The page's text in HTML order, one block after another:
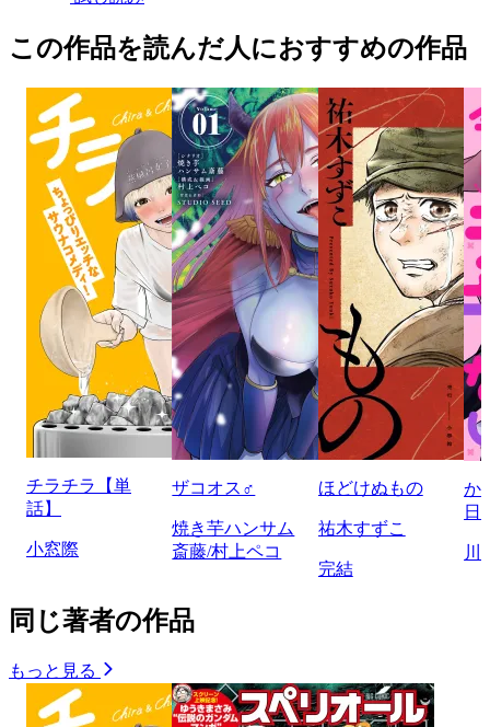
この作品を読んだ人におすすめの作品
チラチラ【単
話】
小窓際
ザコオス♂
焼き芋ハンサム
斎藤/村上ペコ
ほどけぬもの
祐木すずこ
完結
か
日
川
同じ著者の作品
もっと見る